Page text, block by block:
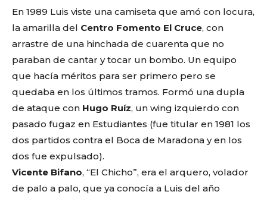
En 1989 Luis viste una camiseta que amó con locura,
la amarilla del Centro Fomento El Cruce, con
arrastre de una hinchada de cuarenta que no
paraban de cantar y tocar un bombo. Un equipo
que hacía méritos para ser primero pero se
quedaba en los últimos tramos. Formó una dupla
de ataque con Hugo Ruíz, un wing izquierdo con
pasado fugaz en Estudiantes (fue titular en 1981 los
dos partidos contra el Boca de Maradona y en los
dos fue expulsado).
Vicente Bifano, “El Chicho”, era el arquero, volador
de palo a palo, que ya conocía a Luis del año